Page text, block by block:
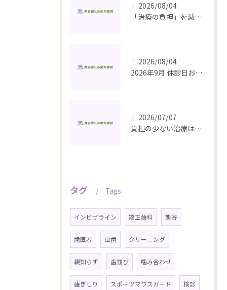
2026/08/04
「治療の負担」を減らすいちばんの近道は、予防にあります
2026/08/04
2026年9月 休診日お知らせ
2026/07/07
負担の少ない治療は、予防から始まる
タグ Tags
インビザライン 矯正歯科 熊谷
歯医者 虫歯 クリーニング
親知らず 歯並び 噛み合わせ
歯ぎしり スポーツマウスガード 検診